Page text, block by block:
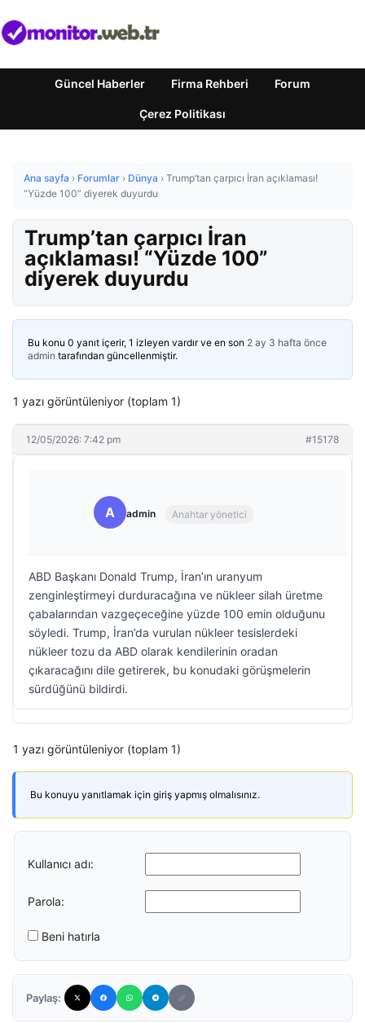
Güncel Haberler Firma Rehberi Forum
Çerez Politikası
Ana sayfa › Forumlar › Dünya › Trump’tan çarpıcı İran açıklaması!
“Yüzde 100” diyerek duyurdu
Trump’tan çarpıcı İran
açıklaması! “Yüzde 100”
diyerek duyurdu
Bu konu 0 yanıt içerir, 1 izleyen vardır ve en son 2 ay 3 hafta önce
admin tarafından güncellenmiştir.
1 yazı görüntüleniyor (toplam 1)
12/05/2026: 7:42 pm #15178
A admin Anahtar yönetici
ABD Başkanı Donald Trump, İran’ın uranyum
zenginleştirmeyi durduracağına ve nükleer silah üretme
çabalarından vazgeçeceğine yüzde 100 emin olduğunu
söyledi. Trump, İran’da vurulan nükleer tesislerdeki
nükleer tozu da ABD olarak kendilerinin oradan
çıkaracağını dile getirerek, bu konudaki görüşmelerin
sürdüğünü bildirdi.
1 yazı görüntüleniyor (toplam 1)
Bu konuyu yanıtlamak için giriş yapmış olmalısınız.
Kullanıcı adı:
Parola:
Beni hatırla
Paylaş: